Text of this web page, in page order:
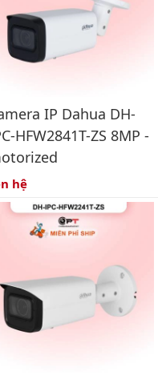
IP Dahua DH-
HFW2841T-ZS 8MP -
hệ